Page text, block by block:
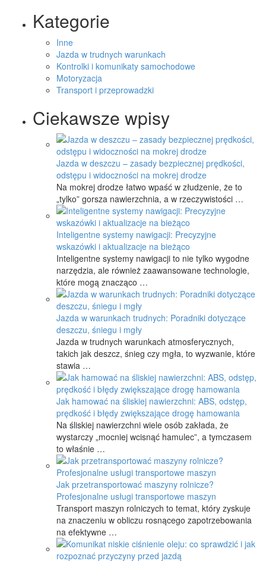
Kategorie
Inne
Jazda w trudnych warunkach
Kontrolki i komunikaty samochodowe
Motoryzacja
Transport i przeprowadzki
Ciekawsze wpisy
Jazda w deszczu – zasady bezpiecznej prędkości,
odstępu i widoczności na mokrej drodze
Na mokrej drodze łatwo wpaść w złudzenie, że to
„tylko” gorsza nawierzchnia, a w rzeczywistości …
Inteligentne systemy nawigacji: Precyzyjne
wskazówki i aktualizacje na bieżąco
Inteligentne systemy nawigacji to nie tylko wygodne
narzędzia, ale również zaawansowane technologie,
które mogą znacząco …
Jazda w warunkach trudnych: Poradniki dotyczące
deszczu, śniegu i mgły
Jazda w trudnych warunkach atmosferycznych,
takich jak deszcz, śnieg czy mgła, to wyzwanie, które
stawia …
Jak hamować na śliskiej nawierzchni: ABS, odstęp,
prędkość i błędy zwiększające drogę hamowania
Na śliskiej nawierzchni wiele osób zakłada, że
wystarczy „mocniej wcisnąć hamulec”, a tymczasem
to właśnie …
Jak przetransportować maszyny rolnicze?
Profesjonalne usługi transportowe maszyn
Transport maszyn rolniczych to temat, który zyskuje
na znaczeniu w obliczu rosnącego zapotrzebowania
na efektywne …